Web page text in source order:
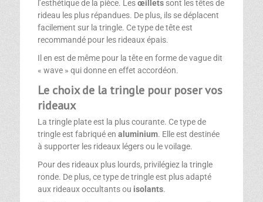
l’esthétique de la pièce. Lesœillets sont les têtes de
rideau les plus répandues. De plus, ils se déplacent
facilement sur la tringle. Ce type de tête est
recommandé pour les rideaux épais.
Il en est de même pour la tête en forme de vague dit
« wave » qui donne en effet accordéon.
Le choix de la tringle pour poser vos
rideaux
La tringle plate est la plus courante. Ce type de
tringle est fabriqué en aluminium. Elle est destinée
à supporter les rideaux légers ou le voilage.
Pour des rideaux plus lourds, privilégiez la tringle
ronde. De plus, ce type de tringle est plus adapté
aux rideaux occultants ou isolants.